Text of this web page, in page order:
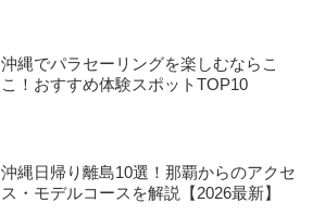
沖縄でパラセーリングを楽しむならこ
こ！おすすめ体験スポットTOP10
沖縄日帰り離島10選！那覇からのアクセ
ス・モデルコースを解説【2026最新】